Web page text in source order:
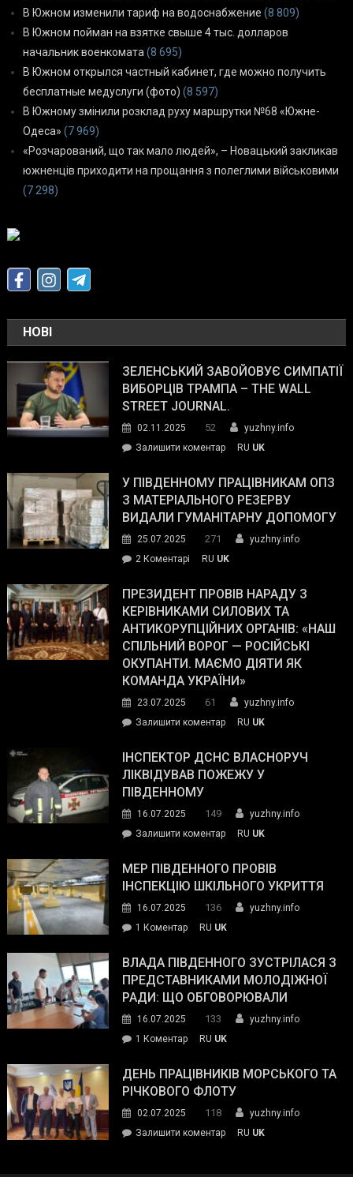
В Южном изменили тариф на водоснабжение (8 809)
В Южном пойман на взятке свыше 4 тыс. долларов
начальник военкомата (8 695)
В Южном открылся частный кабинет, где можно получить
бесплатные медуслуги (фото) (8 597)
В Южному змінили розклад руху маршрутки №68 «Южне-
Одеса» (7 969)
«Розчарований, що так мало людей», – Новацький закликав
южненців приходити на прощання з полеглими військовими
(7 298)
НОВІ
ЗЕЛЕНСЬКИЙ ЗАВОЙОВУЄ СИМПАТІЇ
ВИБОРЦІВ ТРАМПА – THE WALL
STREET JOURNAL.
02.11.2025 52
yuzhny.info
Залишити коментарon
завойовує
симпатії
виборців
The
Street
Journal.
RU UK
У ПІВДЕННОМУ ПРАЦІВНИКАМ ОПЗ
З МАТЕРІАЛЬНОГО РЕЗЕРВУ
ВИДАЛИ ГУМАНІТАРНУ ДОПОМОГУ
25.07.2025 271
yuzhny.info
2 Коментарі
Південному
працівникам
ОПЗ
з
матеріального
резерву
гуманітарну
допомогу
RU UK
ПРЕЗИДЕНТ ПРОВІВ НАРАДУ З
КЕРІВНИКАМИ СИЛОВИХ ТА
АНТИКОРУПЦІЙНИХ ОРГАНІВ: «НАШ
СПІЛЬНИЙ ВОРОГ — РОСІЙСЬКІ
ОКУПАНТИ. МАЄМО ДІЯТИ ЯК
КОМАНДА УКРАЇНИ»
23.07.2025 61
yuzhny.info
Залишити коментарon
провів
нараду
силових
та
органів:
«Наш
спільний
окупанти.
Маємо
діяти
команда
RU UK
ІНСПЕКТОР ДСНС ВЛАСНОРУЧ
ЛІКВІДУВАВ ПОЖЕЖУ У
ПІВДЕННОМУ
16.07.2025 149
yuzhny.info
Залишити коментарon
ДСНС
власноруч
пожежу
у
RU UK
МЕР ПІВДЕННОГО ПРОВІВ
ІНСПЕКЦІЮ ШКІЛЬНОГО УКРИТТЯ
16.07.2025 136
yuzhny.info
1 Коментардо
Південного
провів
інспекцію
укриття
RU UK
ВЛАДА ПІВДЕННОГО ЗУСТРІЛАСЯ З
ПРЕДСТАВНИКАМИ МОЛОДІЖНОЇ
РАДИ: ЩО ОБГОВОРЮВАЛИ
16.07.2025 133
yuzhny.info
1 Коментардо
Південного
зустрілася
представниками
молодіжної
RU UK
ДЕНЬ ПРАЦІВНИКІВ МОРСЬКОГО ТА
РІЧКОВОГО ФЛОТУ
02.07.2025 118
yuzhny.info
Залишити коментарon
RU UK